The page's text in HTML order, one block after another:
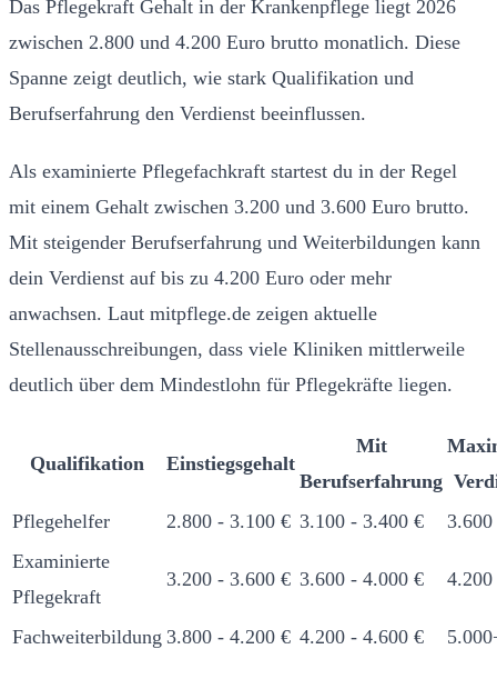
Das Pflegekraft Gehalt in der Krankenpflege liegt 2026
zwischen 2.800 und 4.200 Euro brutto monatlich. Diese
Spanne zeigt deutlich, wie stark Qualifikation und
Berufserfahrung den Verdienst beeinflussen.
Als examinierte Pflegefachkraft startest du in der Regel
mit einem Gehalt zwischen 3.200 und 3.600 Euro brutto.
Mit steigender Berufserfahrung und Weiterbildungen kann
dein Verdienst auf bis zu 4.200 Euro oder mehr
anwachsen. Laut mitpflege.de zeigen aktuelle
Stellenausschreibungen, dass viele Kliniken mittlerweile
deutlich über dem Mindestlohn für Pflegekräfte liegen.
Qualifikation Einstiegsgehalt
Mit
Berufserfahrung
Pflegehelfer
2.800 - 3.100 € 3.100 - 3.400 €
3.600
Examinierte
Pflegekraft
3.200 - 3.600 € 3.600 - 4.000 € 4.200
Fachweiterbildung 3.800 - 4.200 € 4.200 - 4.600 €